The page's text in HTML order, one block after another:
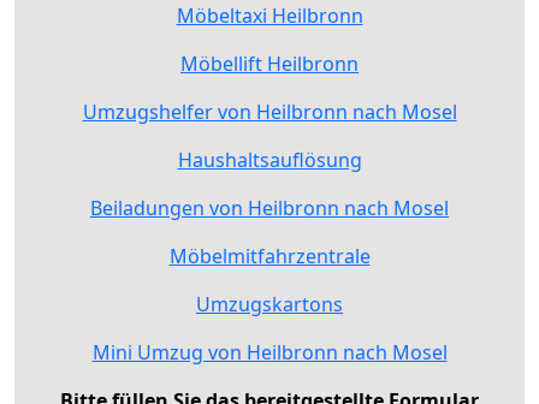
Möbeltaxi Heilbronn
Möbellift Heilbronn
Umzugshelfer von Heilbronn nach Mosel
Haushaltsauflösung
Beiladungen von Heilbronn nach Mosel
Möbelmitfahrzentrale
Umzugskartons
Mini Umzug von Heilbronn nach Mosel